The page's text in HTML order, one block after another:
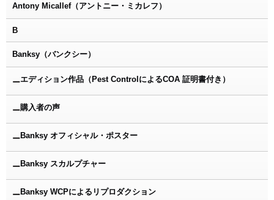
Antony Micallef（アントニー・ミカレフ）
B
Banksy（バンクシー）
ーエディション作品（Pest ControlによるCOA 証明書付き）
ー購入者の声
ーBanksy オフィシャル・ポスター
ーBanksy スカルプチャー
ーBanksy WCPによるリプロダクション